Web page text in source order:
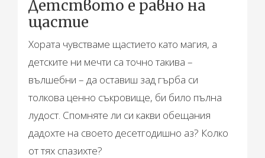
Детството е равно на
щастие
Хората чувстваме щастието като магия, а
детските ни мечти са точно такива –
вълшебни – да оставиш зад гърба си
толкова ценно съкровище, би било пълна
лудост. Спомняте ли си какви обещания
дадохте на своето десетгодишно аз? Колко
от тях спазихте?